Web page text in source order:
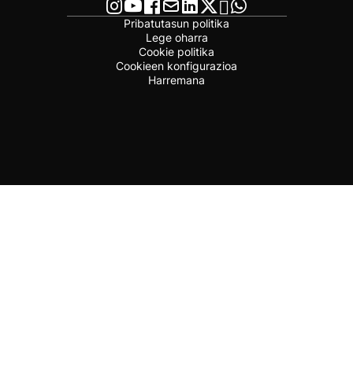
Pribatutasun politika
Lege oharra
Cookie politika
Cookieen konfigurazioa
Harremana